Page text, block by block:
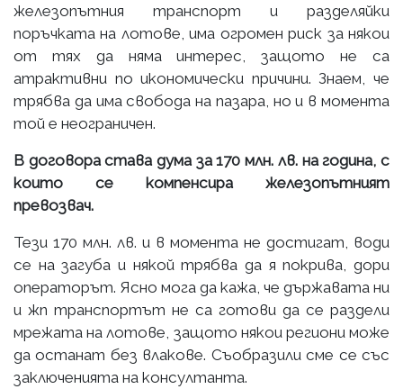
железопътния транспорт и разделяйки
поръчката на лотове, има огромен риск за някои
от тях да няма интерес, защото не са
атрактивни по икономически причини. Знаем, че
трябва да има свобода на пазара, но и в момента
той е неограничен.
В договора става дума за 170 млн. лв. на година, с
които се компенсира железопътният
превозвач.
Тези 170 млн. лв. и в момента не достигат, води
се на загуба и някой трябва да я покрива, дори
операторът. Ясно мога да кажа, че държавата ни
и жп транспортът не са готови да се раздели
мрежата на лотове, защото някои региони може
да останат без влакове. Съобразили сме се със
заключенията на консултанта.